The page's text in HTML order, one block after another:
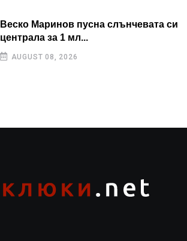
Веско Маринов пусна слънчевата си
централа за 1 мл...
AUGUST 08, 2026